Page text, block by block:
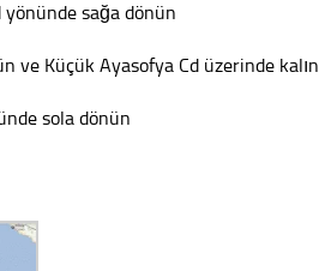
yönünde sağa dönün
ve Küçük Ayasofya Cd üzerinde kalın
sola dönün